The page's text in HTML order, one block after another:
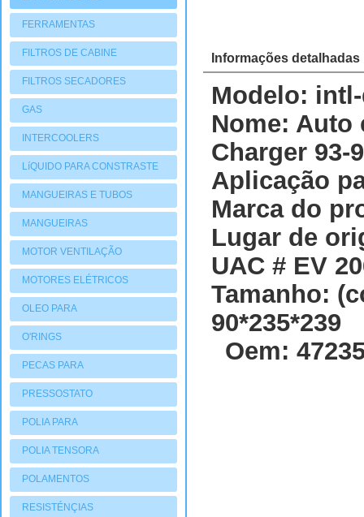
FERRAMENTAS
FILTROS DE CABINE
FILTROS SECADORES
GAS
INTERCOOLERS
LíQUIDO PARA CONSTRASTE
MANGUEIRAS E TUBOS
MANGUEIRAS
MOTOR VENTILAÇÃO
MOTORES ELÉTRICOS
OLEO PARA
COMPRESSORES
O'RINGS
PECAS PARA
COMPRESSORES
PRESSOSTATO
POLIA PARA
COMPRESSORES
POLIA TENSORA
POLAMENTOS
RESISTÉNÇIAS
Informações detalhadas
Modelo:
Nome: Auto
Charger 93-
Aplicação
Marca do
Lugar de
UAC # EV
Tamanho:
90*235*239
Oem: